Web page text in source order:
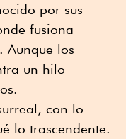
por sus
fusiona
Aunque los
un hilo
con lo
lo trascendente.